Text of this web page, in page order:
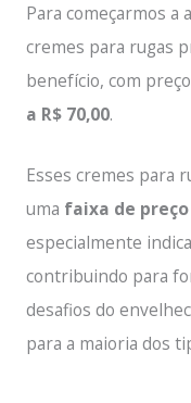
Para começarmos a
cremes para rugas
benefício, com
a R$ 70,00.
Esses cremes para
uma faixa de
especialmente
contribuindo para
desafios do
para a maioria dos